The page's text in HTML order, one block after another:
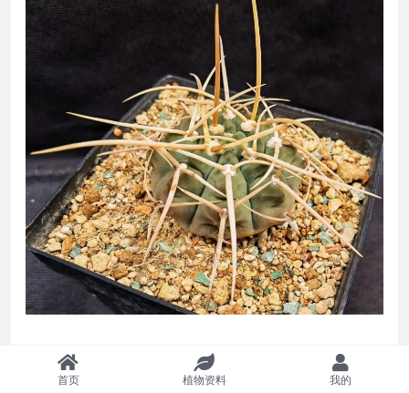
声明：本站所有文章，如无特殊说明或标注，均为本站原
创发布。任何个人或组织，在未征得本站同意时，禁止复
首页 植物资料 我的